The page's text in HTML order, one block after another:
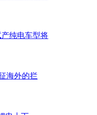
纯电车型将
海外的拦